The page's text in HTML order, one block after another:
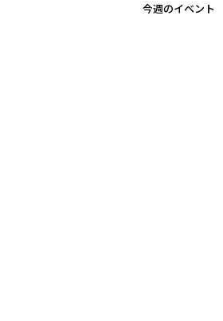
今週のイベント